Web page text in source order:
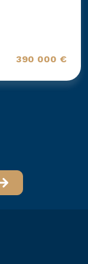
390 000 €